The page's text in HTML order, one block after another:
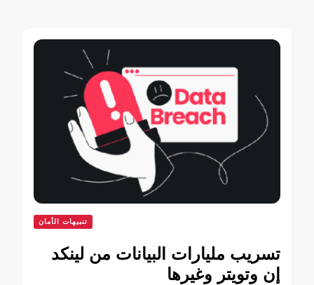
تنبيهات الأمان
تسريب مليارات البيانات من لينكد
إن وتويتر وغيرها